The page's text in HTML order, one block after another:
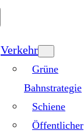
Verkehr
Grüne
Bahnstrategie
Schiene
Öffentlicher